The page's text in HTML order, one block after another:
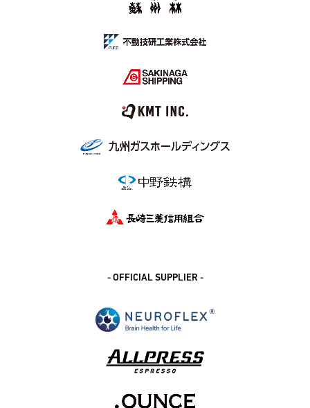
- OFFICIAL SUPPLIER -